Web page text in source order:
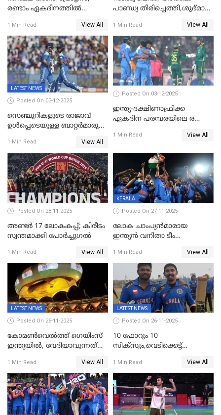
രണ്ടാം ഏകദിനത്തില്‍
ഒപ്പത്തിനൊപ്പം
1 Min Read View All
പാണ്ഡ്യ തിരിച്ചെത്തി,​ശുഭ്മാൻ
ഇല്ല;
ദക്ഷിണാഫ്രിക്കയ്‌ക്കെതിരായ
ടി20 പരമ്പരയ്ക്കുള്ള ഇന്ത്യന്‍
ടീമിനെ പ്രഖ്യാപിച്ചു
1 Min Read View All
LATEST NEWS
Posted On 03-12-2025
സെഞ്ചുറികളുടെ രാജാവ്
ഉൾപ്പെടെയുള്ള ബാറ്റർമാരുടെ
ഇന്ത്യയ്ക്ക് 358 റൺസ്
1 Min Read View All
Posted On 03-12-2025
ഇന്ത്യ-ദക്ഷിണാഫ്രിക്ക
ഏകദിന പരമ്പരയിലെ രണ്ടാം
1 Min Read View All
Posted On 28-11-2025
അണ്ടര്‍ 17 ലോകകപ്പ്; കിരീടം
സ്വന്തമാക്കി പോര്‍ച്ചുഗല്‍
1 Min Read View All
KERALA
Posted On 27-11-2025
ലോക ചാംപ്യൻമാരായ
ഇന്ത്യൻ വനിതാ ടീം
മത്സരങ്ങൾ ​ഗ്രീൻഫീൽഡിൽ
1 Min Read View All
LATEST NEWS
Posted On 26-11-2025
കോമൺവെൽത്ത് ഗെയിംസ്
ഇന്ത്യയിൽ, വേദിയാവുന്നത്
1 Min Read View All
LATEST NEWS
Posted On 26-11-2025
10 ഫോറും 10
സിക്‌സും,വെടിക്കെട്ട്
അര്‍ധ സെഞ്ചുറിയുമായി
സഞ്ജു; ഒഡിഷയെ 10
വിക്കറ്റിന് തകര്‍ത്ത് കേരളം
1 Min Read View All